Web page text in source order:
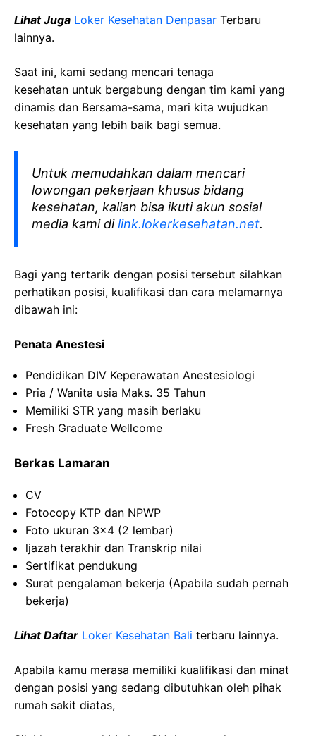
Lihat Juga Loker Kesehatan Denpasar Terbaru
lainnya.
Saat ini, kami sedang mencari tenaga
kesehatan untuk bergabung dengan tim kami yang
dinamis dan Bersama-sama, mari kita wujudkan
kesehatan yang lebih baik bagi semua.
Untuk memudahkan dalam mencari
lowongan pekerjaan khusus bidang
kesehatan, kalian bisa ikuti akun sosial
media kami dilink.lokerkesehatan.net.
Bagi yang tertarik dengan posisi tersebut silahkan
perhatikan posisi, kualifikasi dan cara melamarnya
dibawah ini:
Penata Anestesi
Pendidikan DIV Keperawatan Anestesiologi
Pria / Wanita usia Maks. 35 Tahun
Memiliki STR yang masih berlaku
Fresh Graduate Wellcome
Berkas Lamaran
CV
Fotocopy KTP dan NPWP
Foto ukuran 3×4 (2 lembar)
ljazah terakhir dan Transkrip nilai
Sertifikat pendukung
Surat pengalaman bekerja (Apabila sudah pernah
bekerja)
Lihat Daftar Loker Kesehatan Bali terbaru lainnya.
Apabila kamu merasa memiliki kualifikasi dan minat
dengan posisi yang sedang dibutuhkan oleh pihak
rumah sakit diatas,